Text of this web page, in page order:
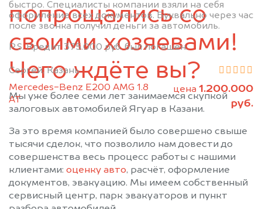
быстро. Специалисты компании взяли на себя
оформление всех документов. Буквально через час
после звонка получил деньги за автомобиль.
P.S. Кредит 375.000 руб. был погашен.
Сергей, Казань
Mercedes-Benz E200 AMG 1.8
АТ
цена 1.200.000
руб.
Муслюмово
Набережные Челны
Нижнекамск
Новошешминск
Нурлат
Пестрецы
Старое Дрожжаное
Тетюши
Черемшан
Чистополь
попрощались со
своими хозяевами!
Чего ждёте вы?
Мы уже более семи лет занимаемся скупкой
залоговых автомобилей Ягуар в Казани.
За это время компанией было совершено свыше
тысячи сделок, что позволило нам довести до
совершенства весь процесс работы с нашими
клиентами: оценку авто, расчёт, оформление
документов, эвакуацию. Мы имеем собственный
сервисный центр, парк эвакуаторов и пункт